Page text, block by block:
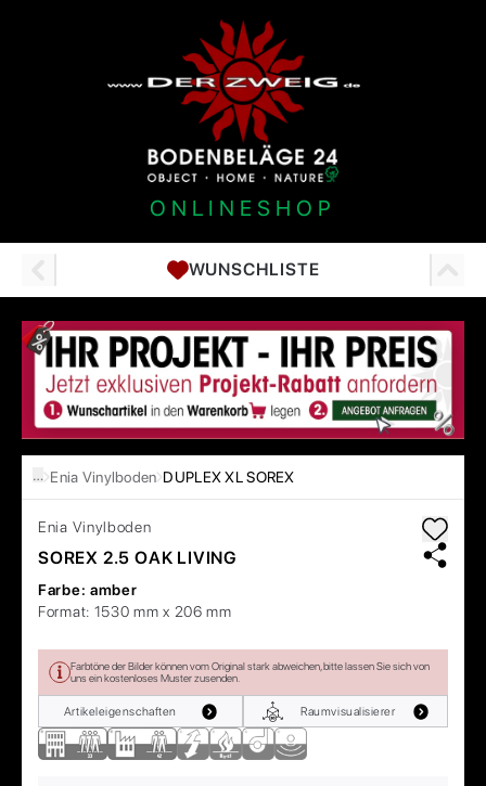
ONLINESHOP
WUNSCHLISTE
… Enia Vinylboden DUPLEX XL SOREX
Enia Vinylboden
SOREX 2.5 OAK LIVING
Farbe: amber
Format: 1530 mm x 206 mm
Farbtöne der Bilder können vom Original stark abweichen, bitte lassen Sie sich von
uns ein kostenloses Muster zusenden.
Artikeleigenschaften Raumvisualisierer